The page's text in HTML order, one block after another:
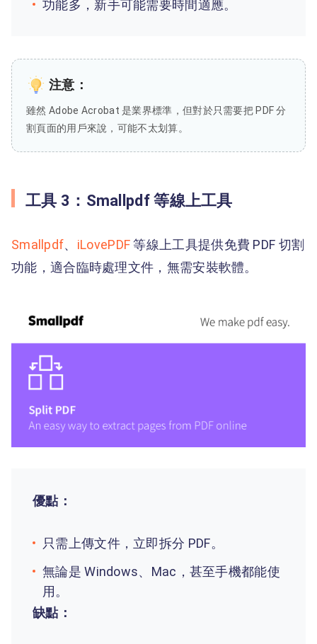
功能多，新手可能需要時間適應。
注意：
雖然 Adobe Acrobat 是業界標準，但對於只需要把 PDF 分
割頁面的用戶來說，可能不太划算。
工具 3：Smallpdf 等線上工具
Smallpdf、 iLovePDF等線上工具提供免費 PDF 切割
功能，適合臨時處理文件，無需安裝軟體。
優點：
只需上傳文件，立即拆分 PDF。
無論是 Windows、Mac，甚至手機都能使
用。
缺點：